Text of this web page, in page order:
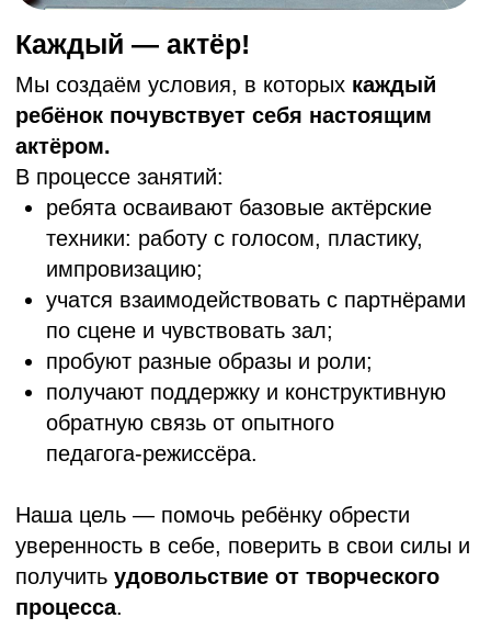
посвящены темам, которые волнуют
современных детей и подростков
говорят на языке молодёжи — без
нравоучений и шаблонов
провоцируют на размышления и честный
разговор после спектакля